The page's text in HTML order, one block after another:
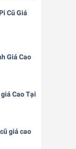
Cũ Giá
Giá Cao
Cao Tại
giá cao